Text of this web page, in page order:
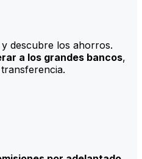
descubre los ahorros.
a los grandes bancos,